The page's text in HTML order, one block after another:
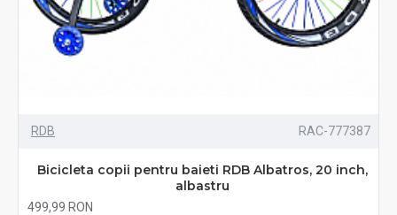
RDB RAC-777387
Bicicleta copii pentru baieti RDB Albatros, 20 inch,
albastru
499,99 RON